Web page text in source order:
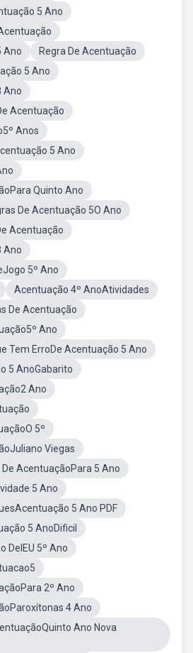
5 Ano
Ano
Regra De Acentuação
5 Ano
Ano
Acentuação
Anos
5 Ano
Quinto Ano
De Acentuação 5O Ano
Acentuação
Ano
5º Ano
Acentuação 4º AnoAtividades
De Acentuação
Ano
Tem ErroDe Acentuação 5 Ano
5 AnoGabarito
Ano
5º
Viegas
De AcentuaçãoPara 5 Ano
5 Ano
5 Ano PDF
5 AnoDificil
DeIEU 5º Ano
2º Ano
4 Ano
Ano Nova